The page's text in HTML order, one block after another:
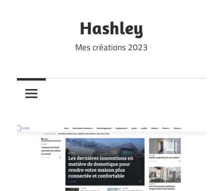
Hashley
Mes créations 2023